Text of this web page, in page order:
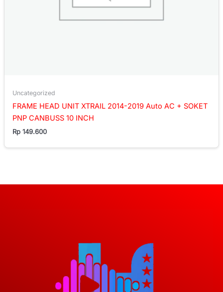
Uncategorized
FRAME HEAD UNIT XTRAIL 2014-2019 Auto AC + SOKET
PNP CANBUSS 10 INCH
Rp 149.600